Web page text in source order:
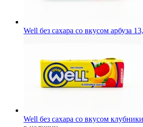
Well без сахара со вкусом арбуза
Well без сахара со вкусом